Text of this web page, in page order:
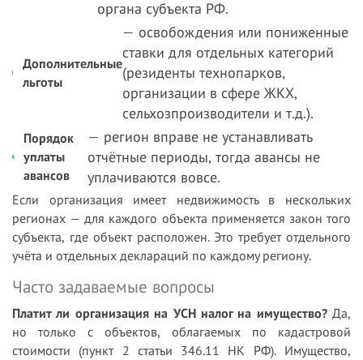
органа субъекта РФ.
Дополнительные
льготы
— освобождения или пониженные
ставки для отдельных категорий
(резиденты технопарков,
организации в сфере ЖКХ,
сельхозпроизводители и т.д.).
Порядок
уплаты
авансов
— регион вправе не устанавливать
отчётные периоды, тогда авансы не
уплачиваются вовсе.
Если организация имеет недвижимость в нескольких
регионах — для каждого объекта применяется закон того
субъекта, где объект расположен. Это требует отдельного
учёта и отдельных деклараций по каждому региону.
Часто задаваемые вопросы
Платит ли организация на УСН налог на имущество?Да,
но только с объектов, облагаемых по кадастровой
стоимости (пункт 2 статьи 346.11 НК РФ). Имущество,